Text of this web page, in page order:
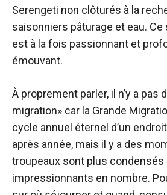
Serengeti non clôturés à la
saisonniers pâturage et eau. Ce
est à la fois passionnant et
émouvant.
À proprement parler, il n’y a pas
migration» car la Grande
cycle annuel éternel d’un endroit
après année, mais il y a des
troupeaux sont plus condensés
impressionnants en nombre.